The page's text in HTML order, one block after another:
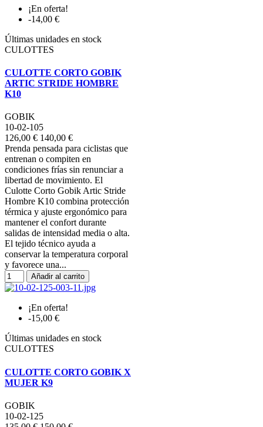
¡En oferta!
-14,00 €
Últimas unidades en stock
CULOTTES
CULOTTE CORTO GOBIK
ARTIC STRIDE HOMBRE
K10
GOBIK
10-02-105
126,00 € 140,00 €
Prenda pensada para ciclistas que
entrenan o compiten en
condiciones frías sin renunciar a
libertad de movimiento. El
Culotte Corto Gobik Artic Stride
Hombre K10 combina protección
térmica y ajuste ergonómico para
mantener el confort durante
salidas de intensidad media o alta.
El tejido técnico ayuda a
conservar la temperatura corporal
y favorece una...
Añadir al carrito
¡En oferta!
-15,00 €
Últimas unidades en stock
CULOTTES
CULOTTE CORTO GOBIK X
MUJER K9
GOBIK
10-02-125